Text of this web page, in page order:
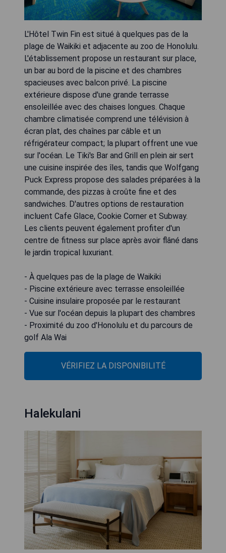
L'Hôtel Twin Fin est situé à quelques pas de la
plage de Waikiki et adjacente au zoo de Honolulu.
L'établissement propose un restaurant sur place,
un bar au bord de la piscine et des chambres
spacieuses avec balcon privé. La piscine
extérieure dispose d'une grande terrasse
ensoleillée avec des chaises longues. Chaque
chambre climatisée comprend une télévision à
écran plat, des chaînes par câble et un
réfrigérateur compact; la plupart offrent une vue
sur l'océan. Le Tiki's Bar and Grill en plein air sert
une cuisine inspirée des îles, tandis que Wolfgang
Puck Express propose des salades préparées à la
commande, des pizzas à croûte fine et des
sandwiches. D'autres options de restauration
incluent Cafe Glace, Cookie Corner et Subway.
Les clients peuvent également profiter d'un
centre de fitness sur place après avoir flâné dans
le jardin tropical luxuriant.
- À quelques pas de la plage de Waikiki
- Piscine extérieure avec terrasse ensoleillée
- Cuisine insulaire proposée par le restaurant
- Vue sur l'océan depuis la plupart des chambres
- Proximité du zoo d'Honolulu et du parcours de
golf Ala Wai
VÉRIFIEZ LA DISPONIBILITÉ
Halekulani